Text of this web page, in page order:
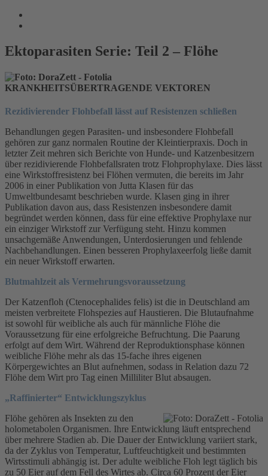
Ektoparasiten Serie: Teil 2 – Flöhe
KRANKHEITSÜBERTRAGENDE VEKTOREN
Rezidivierender Flohbefall lässt auf Resistenzen schließen
Behandlungen gegen Parasiten- und insbesondere Flohbefall
gehören zur ganz normalen Routine der Kleintierpraxis. Doch in
letzter Zeit mehren sich Berichte von Hunde- und Katzenbesitzern
über rezidivierende Flohbefallsraten trotz Flohprophylaxe. Dies lässt
eine Wirkstoffresistenz bei Flöhen vermuten, die bereits im Jahr
2006 in einer Publikation von Jutta Klasen für das
Umweltbundesamt beschrieben wurde. Klasen ging in ihrer
Publikation davon aus, dass Resistenzen insbesondere damit
begründet werden können, dass für eine effektive Prophylaxe nur
ein einziger Wirkstoff zur Verfügung steht. Hinzu kommen
unsachgemäße Anwendungen, Unterdosierungen und fehlende
Nachbehandlungen. Einen besseren Prophylaxeerfolg ließe damit
ein neuer Wirkstoff erwarten.
Blutmahlzeit als Vermehrungsvoraussetzung
Der Katzenfloh (Ctenocephalides felis) ist die in Deutschland am
meisten verbreitete Flohspezies auf Haustieren. Die Blutaufnahme
ist sowohl für weibliche als auch für männliche Flöhe die
Voraussetzung für eine erfolgreiche Befruchtung. Die Paarung
erfolgt auf dem Wirt. Während der Reproduktionsphase können
weibliche Flöhe mehr als das 15-fache ihres eigenen
Körpergewichtes an Blut aufnehmen, sodass in Relation dazu 72
Flöhe dem Wirt pro Tag einen Milliliter Blut absaugen.
„Raffinierter“ Entwicklungszyklus
Flöhe gehören als Insekten zu den
holometabolen Organismen. Ihre Entwicklung läuft entsprechend
über mehrere Stadien ab. Die Dauer der Entwicklung variiert stark,
da der Zyklus von Temperatur, Luftfeuchtigkeit und bestimmten
Wirtsstimuli abhängig ist. Der adulte weibliche Floh legt täglich bis
zu 50 Eier auf dem Fell des Wirtes ab. Circa 60 Prozent der Eier